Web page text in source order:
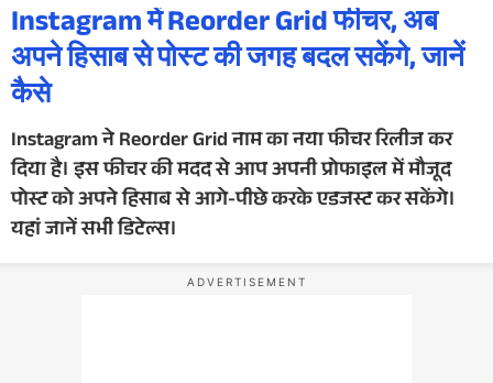
Instagram में Reorder Grid फीचर, अब
अपने हिसाब से पोस्ट की जगह बदल सकेंगे, जानें
कैसे
Instagram ने Reorder Grid नाम का नया फीचर रिलीज कर
दिया है। इस फीचर की मदद से आप अपनी प्रोफाइल में मौजूद
पोस्ट को अपने हिसाब से आगे-पीछे करके एडजस्ट कर सकेंगे।
यहां जानें सभी डिटेल्स।